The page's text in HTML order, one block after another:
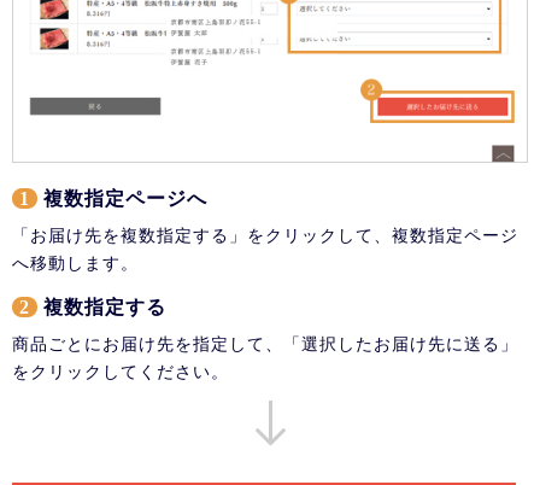
1 複数指定ページへ
「お届け先を複数指定する」をクリックして、複数指定ページ
へ移動します。
2 複数指定する
商品ごとにお届け先を指定して、「選択したお届け先に送る」
をクリックしてください。